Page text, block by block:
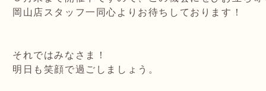
岡山店スタッフ一同心よりお待ちしております！
それではみなさま！
明日も笑顔で過ごしましょう。